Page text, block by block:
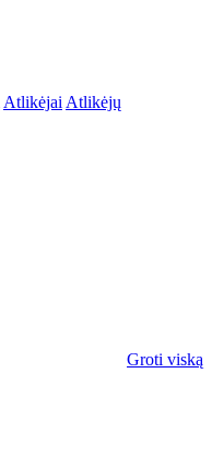
Atlikėjai Atlikėjų
Groti viską